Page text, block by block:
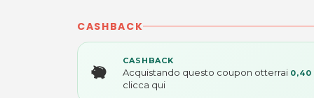
CASHBACK
CASHBACK
Acquistando questo coupon otterrai 0,40
clicca qui